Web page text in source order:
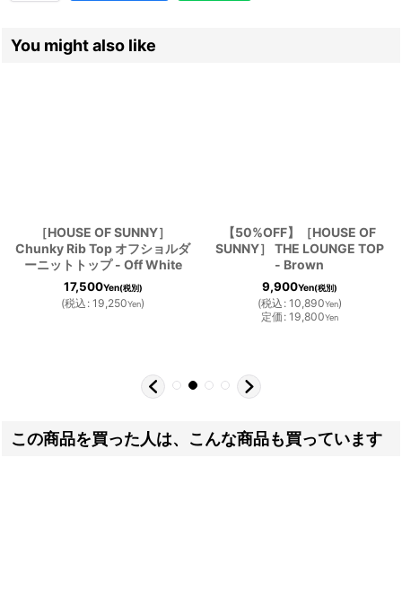
You might also like
［HOUSE OF SUNNY］
Chunky Rib Top オフショルダ
ーニットトップ - Off White
17,500Yen(税別)
(税込 : 19,250Yen)
【50%OFF】［HOUSE OF
SUNNY］ THE LOUNGE TOP
- Brown
9,900Yen(税別)
(税込 : 10,890Yen)
定価 : 19,800Yen
この商品を買った人は、こんな商品も買っています